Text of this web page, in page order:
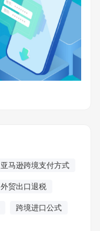
亚马逊跨境支付方式
外贸出口退税
跨境进口公式